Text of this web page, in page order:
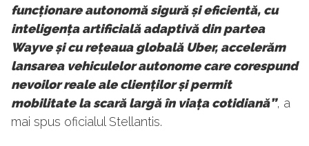
funcționare autonomă sigură și eficientă, cu
inteligența artificială adaptivă din partea
Wayve și cu rețeaua globală Uber, accelerăm
lansarea vehiculelor autonome care corespund
nevoilor reale ale clienților și permit
mobilitate la scară largă în viața cotidiană”, a
mai spus oficialul Stellantis.